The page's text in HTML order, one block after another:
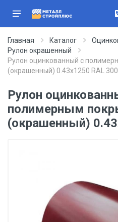
Главная Каталог
Рулон окрашенный
Рулон оцинкованный с
(окрашенный) 0.43x1250 RAL
Рулон
полимерным
(окрашенный)